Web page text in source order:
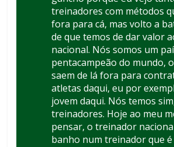
treinadores com métodos
fora para cá, mas volto a
de que temos de dar valor
nacional. Nós somos um
pentacampeão do mundo,
saem de lá fora para
atletas daqui, eu por
jovem daqui. Nós temos
treinadores. Hoje ao meu
pensar, o treinador
banho num treinador que é